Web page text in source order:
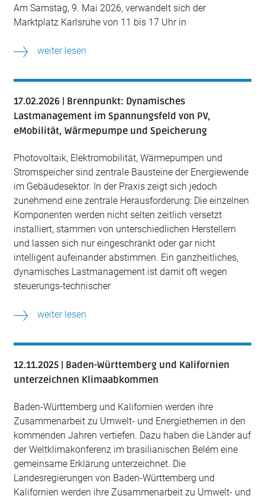
Am Samstag, 9. Mai 2026, verwandelt sich der
Marktplatz Karlsruhe von 11 bis 17 Uhr in
weiter lesen
17.02.2026 | Brennpunkt: Dynamisches
Lastmanagement im Spannungsfeld von PV,
eMobilität, Wärmepumpe und Speicherung
Photovoltaik, Elektromobilität, Wärmepumpen und
Stromspeicher sind zentrale Bausteine der Energiewende
im Gebäudesektor. In der Praxis zeigt sich jedoch
zunehmend eine zentrale Herausforderung: Die einzelnen
Komponenten werden nicht selten zeitlich versetzt
installiert, stammen von unterschiedlichen Herstellern
und lassen sich nur eingeschränkt oder gar nicht
intelligent aufeinander abstimmen. Ein ganzheitliches,
dynamisches Lastmanagement ist damit oft wegen
steuerungs-technischer
weiter lesen
12.11.2025 | Baden-Württemberg und Kalifornien
unterzeichnen Klimaabkommen
Baden-Württemberg und Kalifornien werden ihre
Zusammenarbeit zu Umwelt- und Energiethemen in den
kommenden Jahren vertiefen. Dazu haben die Länder auf
der Weltklimakonferenz im brasilianischen Belém eine
gemeinsame Erklärung unterzeichnet. Die
Landesregierungen von Baden-Württemberg und
Kalifornien werden ihre Zusammenarbeit zu Umwelt- und